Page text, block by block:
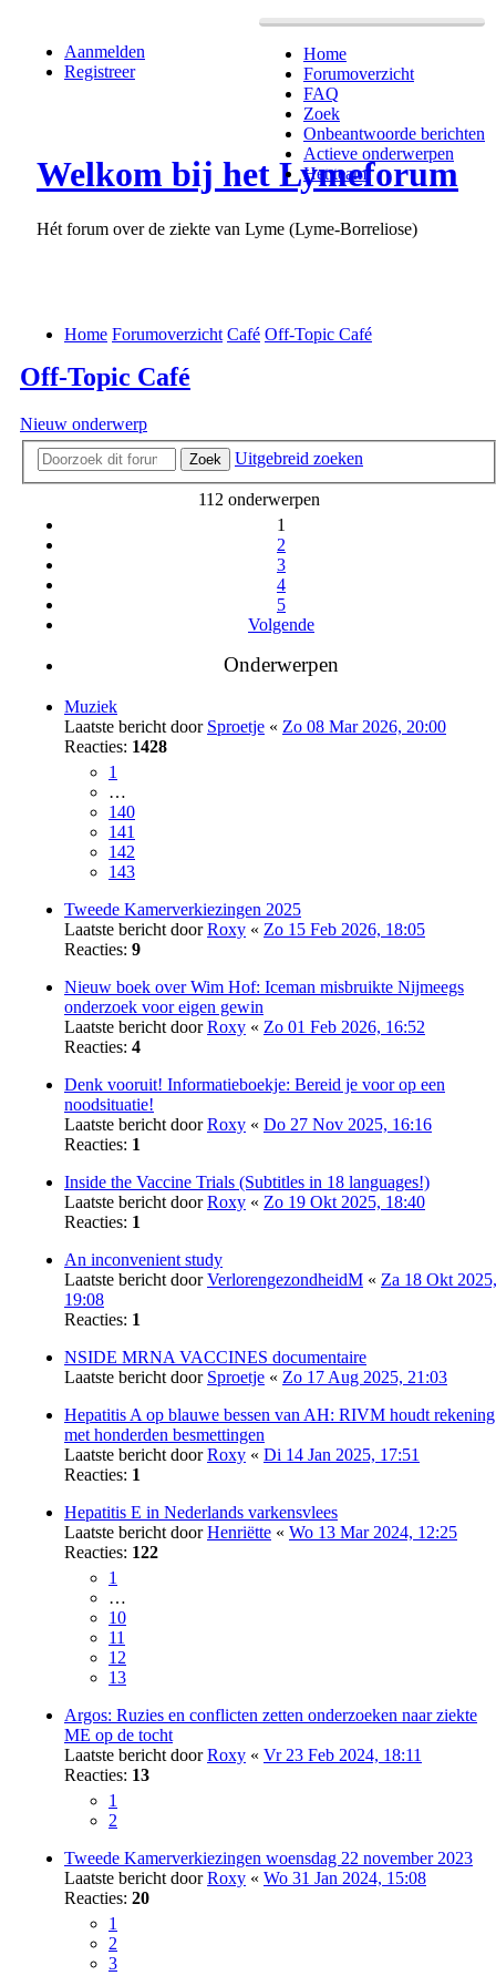
Home
Forumoverzicht
FAQ
Zoek
Onbeantwoorde berichten
Actieve onderwerpen
Het team
Aanmelden
Registreer
Welkom bij het Lymeforum
Hét forum over de ziekte van Lyme (Lyme-Borreliose)
Home Forumoverzicht Café Off-Topic Café
Off-Topic Café
Nieuw onderwerp
Zoek Uitgebreid zoeken
112 onderwerpen
1
2
3
4
5
Volgende
Onderwerpen
Muziek
Laatste bericht door Sproetje « Zo 08 Mar 2026, 20:00
Reacties: 1428
1
…
140
141
142
143
Tweede Kamerverkiezingen 2025
Laatste bericht doorRoxy « Zo 15 Feb 2026, 18:05
Reacties: 9
Nieuw boek over Wim Hof: Iceman misbruikte Nijmeegs
onderzoek voor eigen gewin
Laatste bericht doorRoxy « Zo 01 Feb 2026, 16:52
Reacties: 4
Denk vooruit! Informatieboekje: Bereid je voor op een
noodsituatie!
Laatste bericht doorRoxy « Do 27 Nov 2025, 16:16
Reacties: 1
Inside the Vaccine Trials (Subtitles in 18 languages!)
Laatste bericht doorRoxy « Zo 19 Okt 2025, 18:40
Reacties: 1
An inconvenient study
Laatste bericht doorVerlorengezondheidM « Za 18 Okt 2025,
19:08
Reacties: 1
NSIDE MRNA VACCINES documentaire
Laatste bericht door Sproetje « Zo 17 Aug 2025, 21:03
Hepatitis A op blauwe bessen van AH: RIVM houdt rekening
met honderden besmettingen
Laatste bericht doorRoxy « Di 14 Jan 2025, 17:51
Reacties: 1
Hepatitis E in Nederlands varkensvlees
Laatste bericht doorHenriëtte « Wo 13 Mar 2024, 12:25
Reacties: 122
1
…
10
11
12
13
Argos: Ruzies en conflicten zetten onderzoeken naar ziekte
ME op de tocht
Laatste bericht doorRoxy « Vr 23 Feb 2024, 18:11
Reacties: 13
1
2
Tweede Kamerverkiezingen woensdag 22 november 2023
Laatste bericht doorRoxy « Wo 31 Jan 2024, 15:08
Reacties: 20
1
2
3